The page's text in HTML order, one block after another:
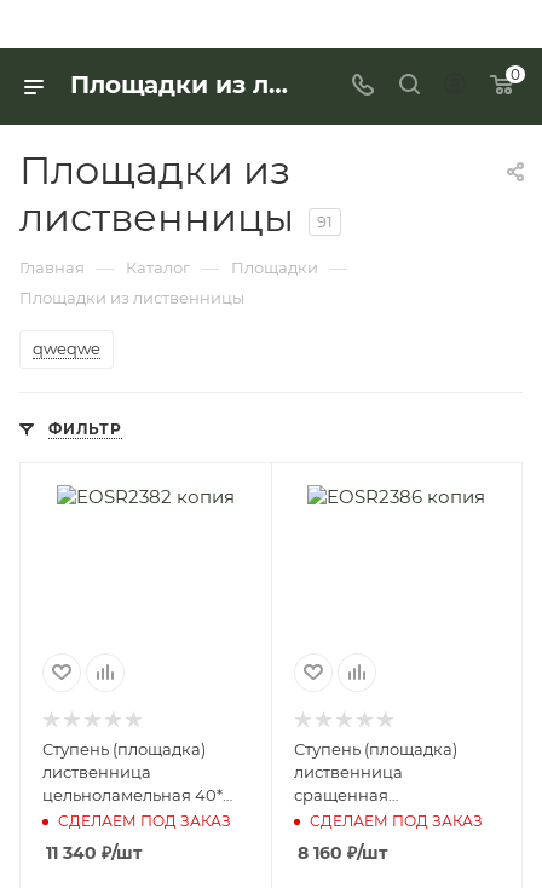
Площадки из лиственницы по выгодной цене - купить в «Интерьер Дом» 0
Площадки из
лиственницы
91
Главная — Каталог — Площадки —
Площадки из лиственницы
qweqwe
ФИЛЬТР
Ступень (площадка)
лиственница
цельноламельная 40*
600*2100 мм (сорт
СДЕЛАЕМ ПОД ЗАКАЗ
11 340 ₽/шт
Ступень (площадка)
лиственница
сращенная
40*1000*1200 мм (сорт А)
СДЕЛАЕМ ПОД ЗАКАЗ
8 160 ₽/шт